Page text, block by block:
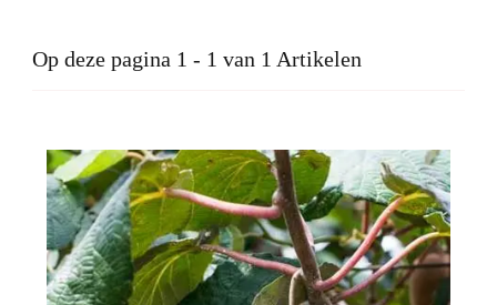
Op deze pagina 1 - 1 van 1 Artikelen